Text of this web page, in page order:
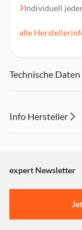
Individuell
entwickelt
alle
Technische Daten
Info Hersteller
"Marketing".
Einstellungen
expert Newsletter